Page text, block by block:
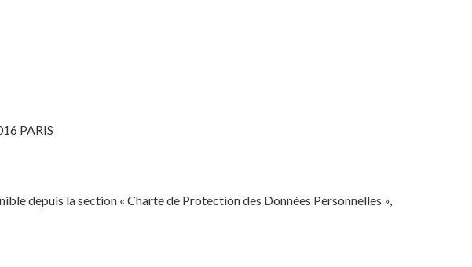
PARIS
depuis la section « Charte de Protection des Données Personnelles »,